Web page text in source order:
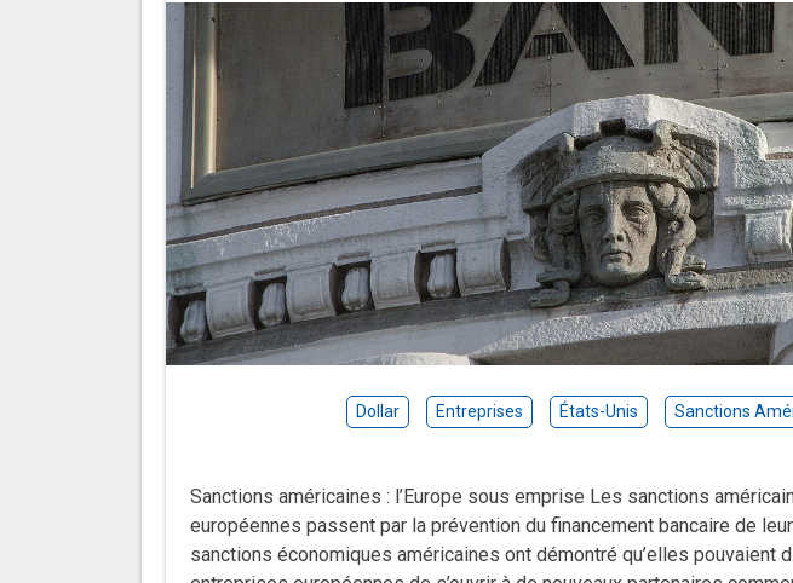
Dollar Entreprises États-Unis Sanctions
Sanctions américaines : l’Europe sous emprise Les sanctions
européennes passent par la prévention du financement bancaire de
sanctions économiques américaines ont démontré qu’elles pouvaient